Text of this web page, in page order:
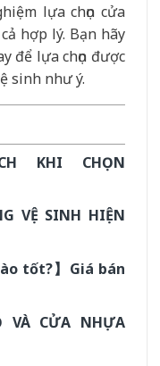
lựa chọn cửa
hợp lý. Bạn hãy
để lựa chọn được
sinh như ý.
KHI CHỌN
VỆ SINH HIỆN
tốt?】Giá bán
VÀ CỬA NHỰA